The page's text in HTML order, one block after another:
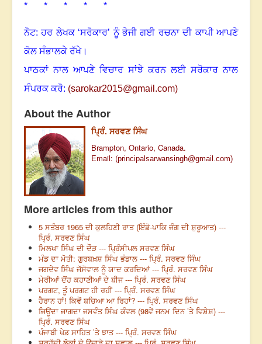
* * * * *
ਨੋਟ: ਹਰ ਲੇਖਕ ‘ਸਰੋਕਾਰ’ ਨੂੰ ਭੇਜੀ ਗਈ ਰਚਨਾ ਦੀ ਕਾਪੀ ਆਪਣੇ
ਕੋਲ ਸੰਭਾਲਕੇ ਰੱਖੇ।
ਪਾਠਕਾਂ ਨਾਲ ਆਪਣੇ ਵਿਚਾਰ ਸਾਂਝੇ ਕਰਨ ਲਈ ਸਰੋਕਾਰ ਨਾਲ
ਸੰਪਰਕ ਕਰੋ: (sarokar2015@gmail.com)
About the Author
ਪ੍ਰਿੰ. ਸਰਵਣ ਸਿੰਘ
Brampton, Ontario, Canada.
Email: (principalsarwansingh@gmail.com)
More articles from this author
5 ਸਤੰਬਰ 1965 ਦੀ ਕੁਲਹਿਣੀ ਰਾਤ (ਇੰਡੋ-ਪਾਕਿ ਜੰਗ ਦੀ ਸ਼ੁਰੂਆਤ) ---
ਪ੍ਰਿੰ. ਸਰਵਣ ਸਿੰਘ
ਮਿਲਖਾ ਸਿੰਘ ਦੀ ਦੌੜ --- ਪ੍ਰਿੰਸੀਪਲ ਸਰਵਣ ਸਿੰਘ
ਮੰਡ ਦਾ ਮੋਤੀ: ਗੁਰਬਖ਼ਸ਼ ਸਿੰਘ ਭੰਡਾਲ --- ਪ੍ਰਿੰ. ਸਰਵਣ ਸਿੰਘ
ਜਗਦੇਵ ਸਿੰਘ ਜੱਸੋਵਾਲ ਨੂੰ ਯਾਦ ਕਰਦਿਆਂ --- ਪ੍ਰਿੰ. ਸਰਵਣ ਸਿੰਘ
ਮੇਰੀਆਂ ਦੋਂਹ ਕਹਾਣੀਆਂ ਦੇ ਬੀਜ --- ਪ੍ਰਿੰ. ਸਰਵਣ ਸਿੰਘ
ਪਰਗਟ, ਤੂੰ ਪਰਗਟ ਹੀ ਰਹੀਂ --- ਪ੍ਰਿੰ. ਸਰਵਣ ਸਿੰਘ
ਹੈਰਾਨ ਹਾਂ! ਕਿਵੇਂ ਬਚਿਆ ਆ ਰਿਹਾਂ? --- ਪ੍ਰਿੰ. ਸਰਵਣ ਸਿੰਘ
ਜਿਊਂਦਾ ਜਾਗਦਾ ਜਸਵੰਤ ਸਿੰਘ ਕੰਵਲ (98ਵੇਂ ਜਨਮ ਦਿਨ ’ਤੇ ਵਿਸ਼ੇਸ਼) ---
ਪ੍ਰਿੰ. ਸਰਵਣ ਸਿੰਘ
ਪੰਜਾਬੀ ਖੇਡ ਸਾਹਿਤ ’ਤੇ ਝਾਤ --- ਪ੍ਰਿੰ. ਸਰਵਣ ਸਿੰਘ